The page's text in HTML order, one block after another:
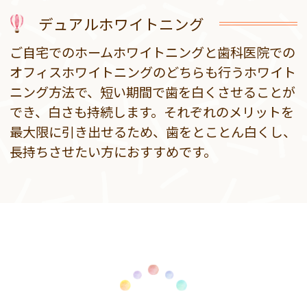
デュアルホワイトニング
ご自宅でのホームホワイトニングと歯科医院での
オフィスホワイトニングのどちらも行うホワイト
ニング方法で、短い期間で歯を白くさせることが
でき、白さも持続します。それぞれのメリットを
最大限に引き出せるため、歯をとことん白くし、
長持ちさせたい方におすすめです。